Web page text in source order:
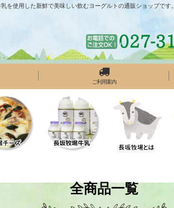
使用した新鮮で美味しい飲むヨーグルトの通販ショップです。
ご利用案内
全商品一覧